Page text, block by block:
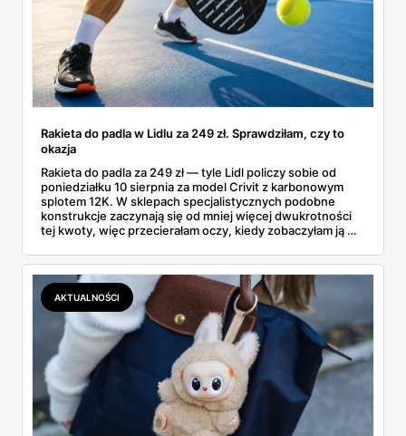
Rakieta do padla w Lidlu za 249 zł. Sprawdziłam, czy to
okazja
Rakieta do padla za 249 zł — tyle Lidl policzy sobie od
poniedziałku 10 sierpnia za model Crivit z karbonowym
splotem 12K. W sklepach specjalistycznych podobne
konstrukcje zaczynają się od mniej więcej dwukrotności
tej kwoty, więc przecierałam oczy, kiedy zobaczyłam ją w
najszybciej rosnący sport w Polsce: kortów przybywa
lawinowo, a chętnych jeszcze szybciej. Sprawdziłam, co
dokładnie dostajemy za te pieniądze i komu taka rakieta
faktycznie wystarczy.
AKTUALNOŚCI